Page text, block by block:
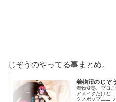
じぞうのやってる事まとめ。
着物沼のじぞ
着物変態、プロ
アメイクだけど
クノポップユニ